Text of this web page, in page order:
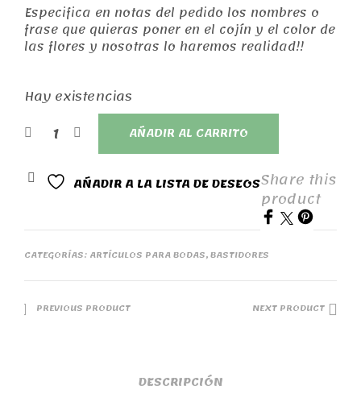
Especifica en notas del pedido los nombres o
frase que quieras poner en el cojín y el color de
las flores y nosotras lo haremos realidad!!
Hay existencias
AÑADIR AL CARRITO
AÑADIR A LA LISTA DE DESEOSShare this
product
CATEGORÍAS: ARTÍCULOS PARA BODAS,BASTIDORES
PREVIOUS PRODUCT NEXT PRODUCT
DESCRIPCIÓN